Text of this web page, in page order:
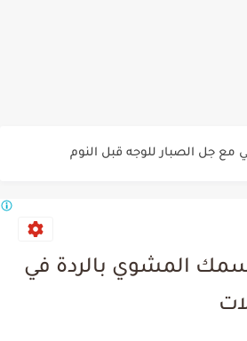
المشوي بالردة في